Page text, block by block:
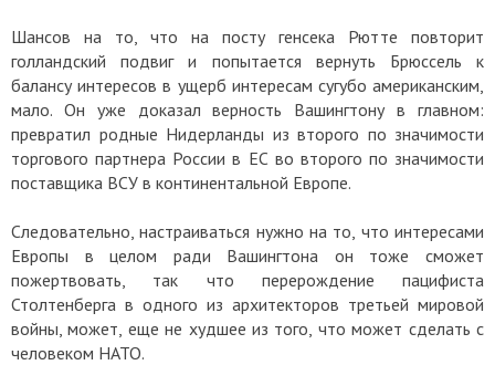
Шансов на то, что на посту генсека Рютте повторит
голландский подвиг и попытается вернуть Брюссель к
балансу интересов в ущерб интересам сугубо американским,
мало. Он уже доказал верность Вашингтону в главном:
превратил родные Нидерланды из второго по значимости
торгового партнера России в ЕС во второго по значимости
поставщика ВСУ в континентальной Европе.
Следовательно, настраиваться нужно на то, что интересами
Европы в целом ради Вашингтона он тоже сможет
пожертвовать, так что перерождение пацифиста
Столтенберга в одного из архитекторов третьей мировой
войны, может, еще не худшее из того, что может сделать с
человеком НАТО.